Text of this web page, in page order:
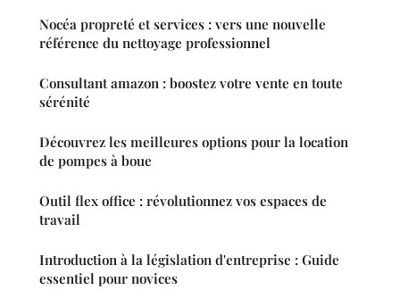
Nocéa propreté et services : vers une nouvelle
référence du nettoyage professionnel
Consultant amazon : boostez votre vente en toute
sérénité
Découvrez les meilleures options pour la location
de pompes à boue
Outil flex office : révolutionnez vos espaces de
travail
Introduction à la législation d'entreprise : Guide
essentiel pour novices